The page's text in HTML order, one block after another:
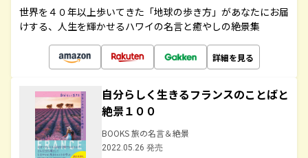
世界を４０年以上歩いてきた「地球の歩き方」があなたにお届
けする、人生を輝かせるハワイの名言と癒やしの絶景集
詳細を見る
自分らしく生きるフランスのことばと
絶景１００
BOOKS 旅の名言＆絶景
2022.05.26 発売